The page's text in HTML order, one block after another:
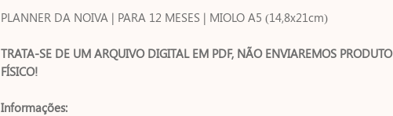
PLANNER DA NOIVA | PARA 12 MESES | MIOLO A5 (14,8x21cm)
TRATA-SE DE UM ARQUIVO DIGITAL EM PDF, NÃO ENVIAREMOS PRODUTO
FÍSICO!
Informações: